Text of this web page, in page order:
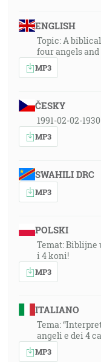
ENGLISH
Topic: A
four angels
MP3
ČESKY
1991-02-02-
MP3
SWAHILI DRC
MP3
POLSKI
Temat: Biblijne
i 4 koni!
MP3
ITALIANO
Tema:
angeli e dei 4
MP3